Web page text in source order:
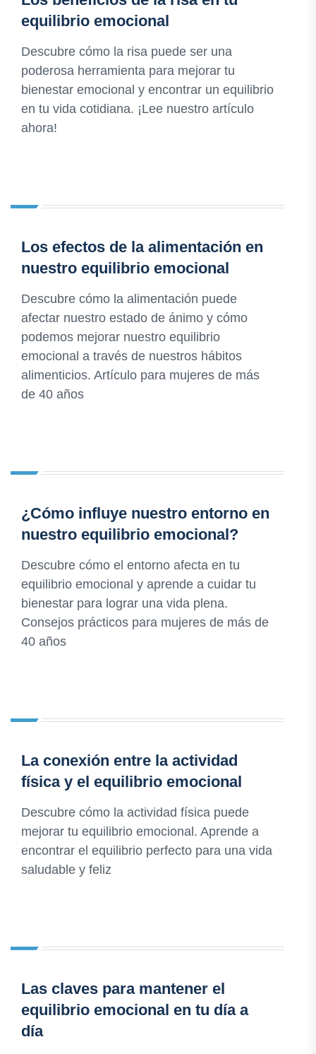
equilibrio emocional
Descubre cómo la risa puede ser una
poderosa herramienta para mejorar tu
bienestar emocional y encontrar un equilibrio
en tu vida cotidiana. ¡Lee nuestro artículo
ahora!
Los efectos de la alimentación en
nuestro equilibrio emocional
Descubre cómo la alimentación puede
afectar nuestro estado de ánimo y cómo
podemos mejorar nuestro equilibrio
emocional a través de nuestros hábitos
alimenticios. Artículo para mujeres de más
de 40 años
¿Cómo influye nuestro entorno en
nuestro equilibrio emocional?
Descubre cómo el entorno afecta en tu
equilibrio emocional y aprende a cuidar tu
bienestar para lograr una vida plena.
Consejos prácticos para mujeres de más de
40 años
La conexión entre la actividad
física y el equilibrio emocional
Descubre cómo la actividad física puede
mejorar tu equilibrio emocional. Aprende a
encontrar el equilibrio perfecto para una vida
saludable y feliz
Las claves para mantener el
equilibrio emocional en tu día a
día